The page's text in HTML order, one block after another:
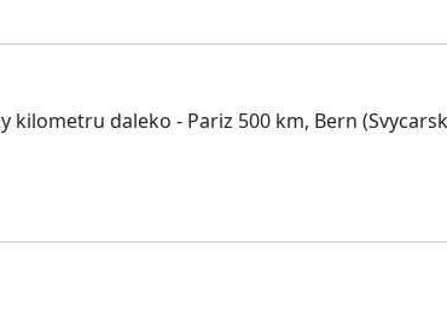
daleko - Pariz 500 km, Bern